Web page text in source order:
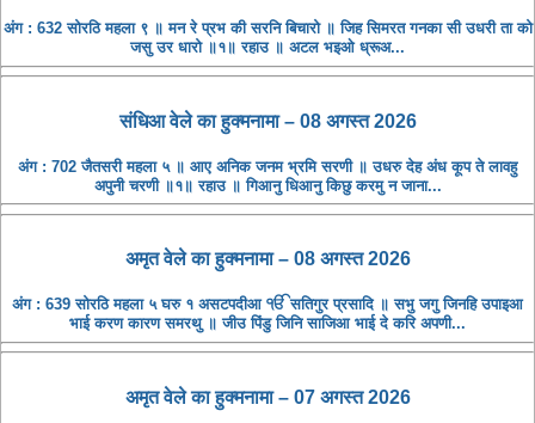
अंग : 632 सोरठि महला ९ ॥ मन रे प्रभ की सरनि बिचारो ॥ जिह सिमरत गनका सी उधरी ता को
जसु उर धारो ॥१॥ रहाउ ॥ अटल भइओ ध्रूअ...
संधिआ ​​वेले का हुक्मनामा – 08 अगस्त 2026
अंग : 702 जैतसरी महला ५ ॥ आए अनिक जनम भ्रमि सरणी ॥ उधरु देह अंध कूप ते लावहु
अपुनी चरणी ॥१॥ रहाउ ॥ गिआनु धिआनु किछु करमु न जाना...
अमृत ​​वेले का हुक्मनामा – 08 अगस्त 2026
अंग : 639 सोरठि महला ५ घरु १ असटपदीआ ੴ सतिगुर प्रसादि ॥ सभु जगु जिनहि उपाइआ
भाई करण कारण समरथु ॥ जीउ पिंडु जिनि साजिआ भाई दे करि अपणी...
अमृत ​​वेले का हुक्मनामा – 07 अगस्त 2026